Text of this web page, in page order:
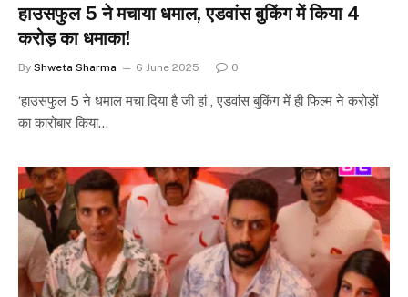
हाउसफुल 5 ने मचाया धमाल, एडवांस बुकिंग में किया 4
करोड़ का धमाका!
By Shweta Sharma 6 June 2025 0
‘हाउसफुल 5 ने धमाल मचा दिया है जी हां , एडवांस बुकिंग में ही फिल्म ने करोड़ों
का कारोबार किया…